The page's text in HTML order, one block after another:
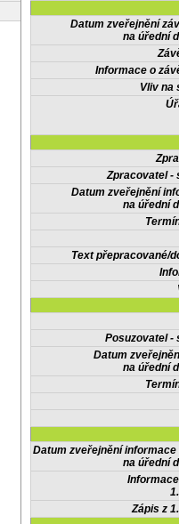
Datum zveřejnění
na úřední
Informace o
Vliv na
Zpracovatel -
Datum zveřejnění
na úřední
Text přepracované/
Posuzovatel -
Datum
na úřední
Datum zveřejnění
na úřední
Zápis z